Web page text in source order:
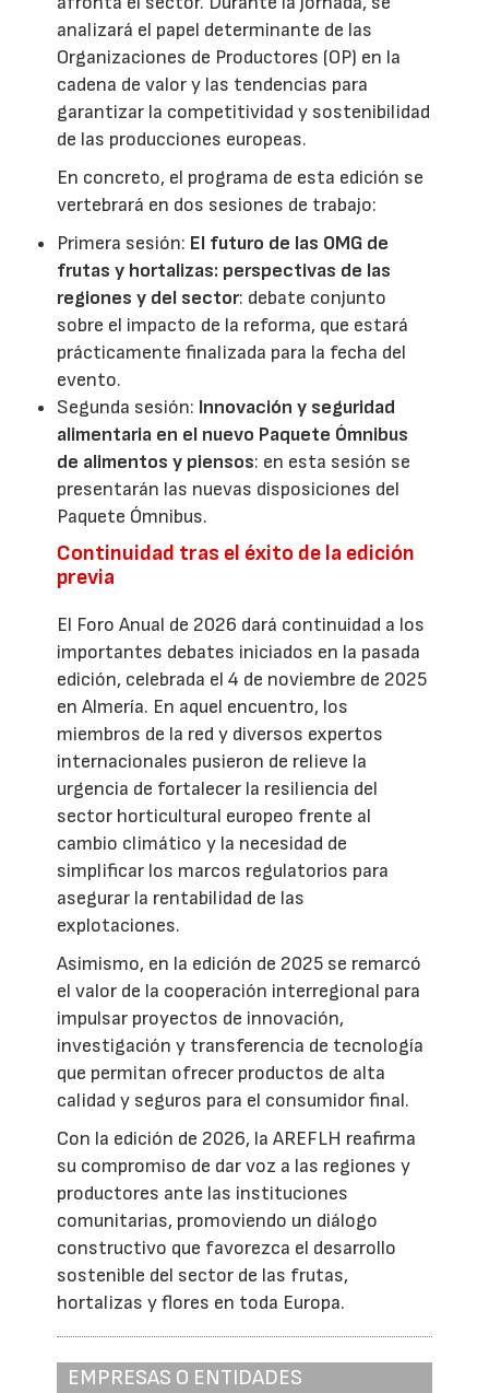
analizará el papel determinante de las
Organizaciones de Productores (OP) en la
cadena de valor y las tendencias para
garantizar la competitividad y sostenibilidad
de las producciones europeas.
En concreto, el programa de esta edición se
vertebrará en dos sesiones de trabajo:
Primera sesión: El futuro de las OMG de
frutas y hortalizas: perspectivas de las
regiones y del sector: debate conjunto
sobre el impacto de la reforma, que estará
prácticamente finalizada para la fecha del
evento.
Segunda sesión: Innovación y seguridad
alimentaria en el nuevo Paquete Ómnibus
de alimentos y piensos: en esta sesión se
presentarán las nuevas disposiciones del
Paquete Ómnibus.
Continuidad tras el éxito de la edición
previa
El Foro Anual de 2026 dará continuidad a los
importantes debates iniciados en la pasada
edición, celebrada el 4 de noviembre de 2025
en Almería. En aquel encuentro, los
miembros de la red y diversos expertos
internacionales pusieron de relieve la
urgencia de fortalecer la resiliencia del
sector horticultural europeo frente al
cambio climático y la necesidad de
simplificar los marcos regulatorios para
asegurar la rentabilidad de las
explotaciones.
Asimismo, en la edición de 2025 se remarcó
el valor de la cooperación interregional para
impulsar proyectos de innovación,
investigación y transferencia de tecnología
que permitan ofrecer productos de alta
calidad y seguros para el consumidor final.
Con la edición de 2026, la AREFLH reafirma
su compromiso de dar voz a las regiones y
productores ante las instituciones
comunitarias, promoviendo un diálogo
constructivo que favorezca el desarrollo
sostenible del sector de las frutas,
hortalizas y flores en toda Europa.
EMPRESAS O ENTIDADES